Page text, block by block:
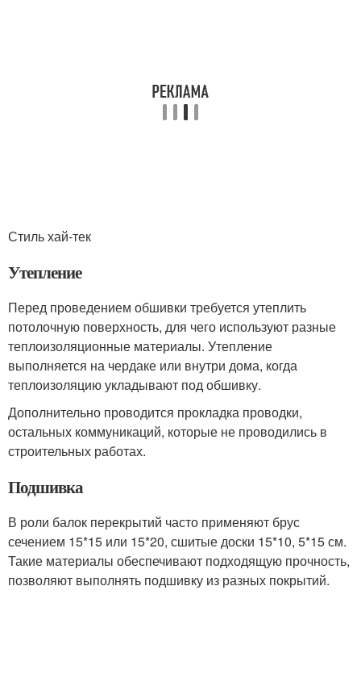
Стиль хай-тек
Утепление
Перед проведением обшивки требуется утеплить
потолочную поверхность, для чего используют разные
теплоизоляционные материалы. Утепление
выполняется на чердаке или внутри дома, когда
теплоизоляцию укладывают под обшивку.
Дополнительно проводится прокладка проводки,
остальных коммуникаций, которые не проводились в
строительных работах.
Подшивка
В роли балок перекрытий часто применяют брус
сечением 15*15 или 15*20, сшитые доски 15*10, 5*15 см.
Такие материалы обеспечивают подходящую прочность,
позволяют выполнять подшивку из разных покрытий.